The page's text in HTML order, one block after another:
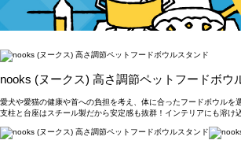
nooks (ヌークス) 高さ調節ペットフードボウ
愛犬や愛猫の健康や首への負担を考え、体に合ったフードボウル
支柱と台座はスチール製だから安定感も抜群！インテリアにも溶け